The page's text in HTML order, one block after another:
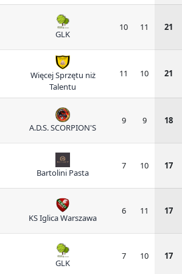
GLK
10 11 21
Więcej Sprzętu niż
Talentu
11 10 21
A.D.S. SCORPION'S
9 9 18
Bartolini Pasta
7 10 17
KS Iglica Warszawa
6 11 17
GLK
7 10 17